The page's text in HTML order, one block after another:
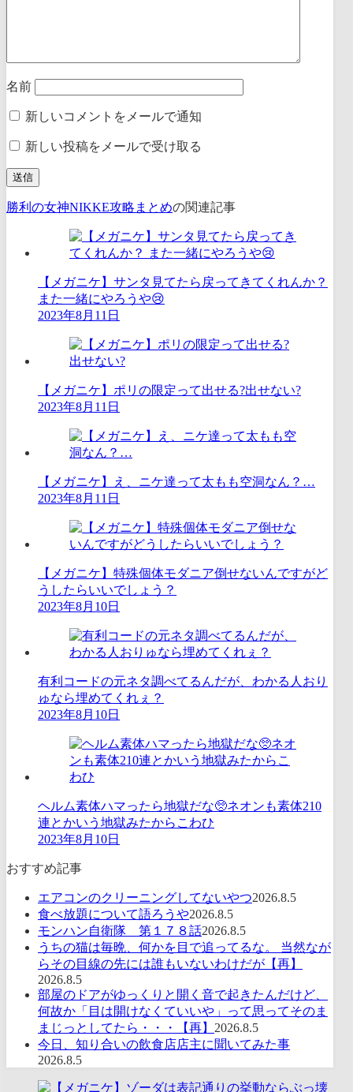
名前
新しいコメントをメールで通知
新しい投稿をメールで受け取る
勝利の女神NIKKE攻略まとめの関連記事
【メガニケ】サンタ見てたら戻ってきてくれんか？
また一緒にやろうや😢
2023年8月11日
【メガニケ】ポリの限定って出せる?出せない?
2023年8月11日
【メガニケ】え、ニケ達って太もも空洞なん？…
2023年8月11日
【メガニケ】特殊個体モダニア倒せないんですがど
うしたらいいでしょう？
2023年8月10日
有利コードの元ネタ調べてるんだが、わかる人おり
ゅなら埋めてくれぇ？
2023年8月10日
ヘルム素体ハマったら地獄だな🥺ネオンも素体210
連とかいう地獄みたからこわひ
2023年8月10日
おすすめ記事
エアコンのクリーニングしてないやつ2026.8.5
食べ放題について語ろうや2026.8.5
モンハン自衛隊 第１７８話2026.8.5
うちの猫は毎晩、何かを目で追ってるな。 当然なが
らその目線の先には誰もいないわけだが【再】
2026.8.5
部屋のドアがゆっくりと開く音で起きたんだけど、
何故か「目は開けなくていいや」って思ってそのま
まじっとしてたら・・・【再】 2026.8.5
今日、知り合いの飲食店店主に聞いてみた事
2026.8.5